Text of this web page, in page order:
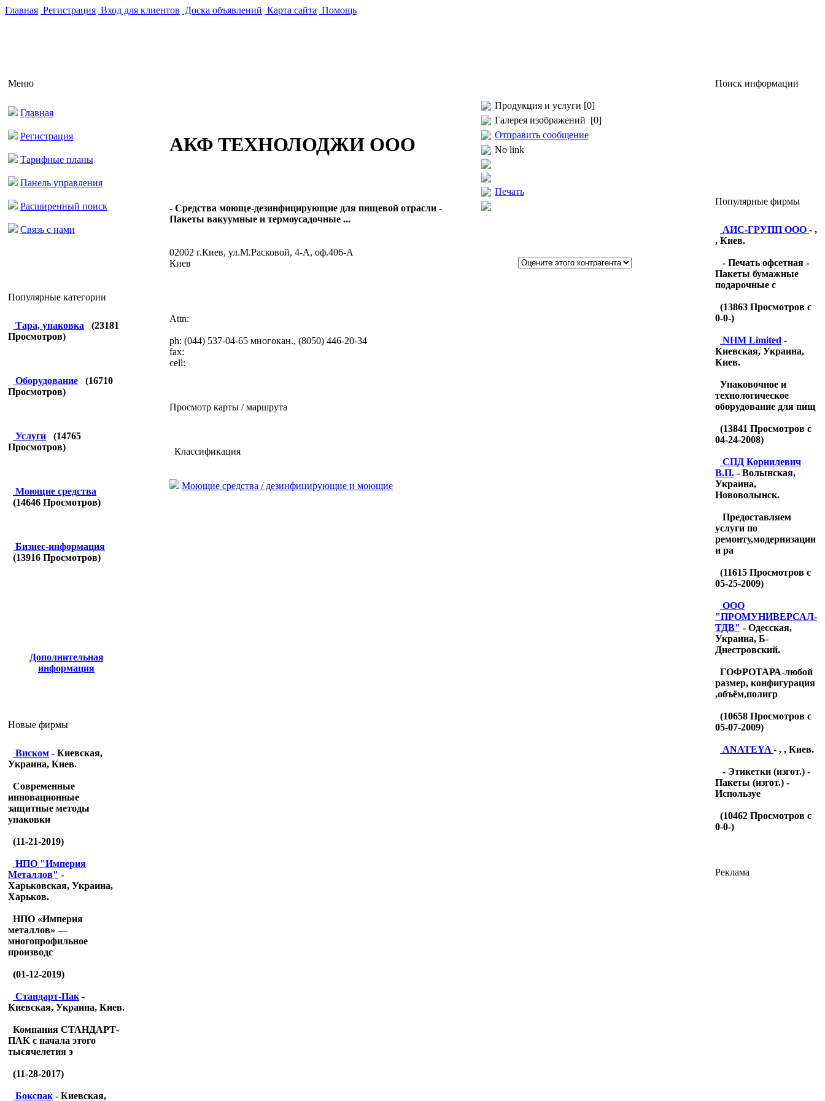
Главная Регистрация Вход для клиентов Доска объявлений Карта сайта Помощь
Меню
Главная
Регистрация
Тарифные планы
Панель управления
Расширенный поиск
Связь с нами
Популярные категории
Тара, упаковка (23181
Просмотров)
Оборудование (16710
Просмотров)
Услуги (14765
Просмотров)
Моющие средства
(14646 Просмотров)
Бизнес-информация
(13916 Просмотров)
Дополнительная
информация
Новые фирмы
Виском - Киевская,
Украина, Киев.
Современные
инновационные
защитные методы
упаковки
(11-21-2019)
НПО "Империя
Металлов" -
Харьковская, Украина,
Харьков.
НПО «Империя
металлов» —
многопрофильное
производс
(01-12-2019)
Стандарт-Пак -
Киевская, Украина, Киев.
Компания СТАНДАРТ-
ПАК с начала этого
тысячелетия э
(11-28-2017)
Бокспак - Киевская,
АКФ ТЕХНОЛОДЖИ ООО
- Средства моюще-дезинфицирующие для пищевой отрасли -
Пакеты вакуумные и термоусадочные ...
02002 г.Киев, ул.М.Расковой, 4-А, оф.406-А
Киев
Attn:
ph: (044) 537-04-65 многокан., (8050) 446-20-34
fax:
cell:
Просмотр карты / маршрута
Классификация
Моющие средства / дезинфицирующие и моющие
Продукция и услуги [0]
Галерея изображений [0]
Отправить сообщение
No link
Печать
Поиск информации
Популярные фирмы
АИС-ГРУПП ООО - ,
, Киев.
- Печать офсетная -
Пакеты бумажные
подарочные с
(13863 Просмотров с
0-0-)
NHM Limited -
Киевская, Украина,
Киев.
Упаковочное и
технологическое
оборудование для пищ
(13841 Просмотров с
04-24-2008)
CПД Корнилевич
В.П. - Волынская,
Украина,
Нововолынск.
Предоставляем
услуги по
ремонту,модернизации
и ра
(11615 Просмотров с
05-25-2009)
OOO
"ПРОМУНИВЕРСАЛ-
ТДB" - Одесская,
Украина, Б-
Днестровский.
ГОФРОТАРА-любой
размер, конфигурация
,объём,полигр
(10658 Просмотров с
05-07-2009)
ANATEYA - , , Киев.
- Этикетки (изгот.) -
Пакеты (изгот.) -
Используе
(10462 Просмотров с
0-0-)
Реклама